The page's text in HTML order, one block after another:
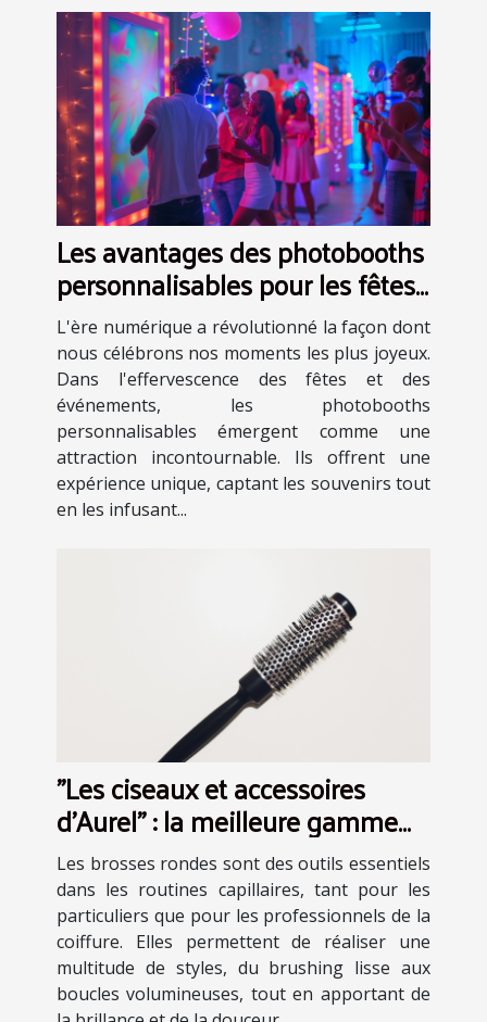
Les avantages des photobooths
personnalisables pour les fêtes
et événements
L'ère numérique a révolutionné la façon dont
nous célébrons nos moments les plus joyeux.
Dans l'effervescence des fêtes et des
événements, les photobooths
personnalisables émergent comme une
attraction incontournable. Ils offrent une
expérience unique, captant les souvenirs tout
en les infusant...
"Les ciseaux et accessoires
d’Aurel" : la meilleure gamme
de brosse ronde en plastique
Les brosses rondes sont des outils essentiels
dans les routines capillaires, tant pour les
particuliers que pour les professionnels de la
coiffure. Elles permettent de réaliser une
multitude de styles, du brushing lisse aux
boucles volumineuses, tout en apportant de